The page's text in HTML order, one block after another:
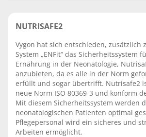
NUTRISAFE2
Vygon hat sich entschieden, zusätzlich
System „ENFit“ das Sicherheitssystem
Ernährung in der Neonatologie,
anzubieten, da es alle in der Norm
erfüllt und sogar übertrifft. Nutrisafe2
neue Norm ISO 80369-3 und konform
Mit diesem Sicherheitssystem werden
neonatologischen Patienten optimal
Pflegepersonal wird ein sicheres und
Arbeiten ermöglicht.